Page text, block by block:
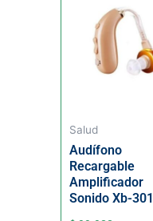
últimos
Salud
Audífono
Recargable
Amplificador
Sonido Xb-301